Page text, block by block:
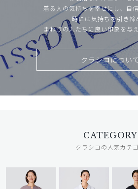
着る人の気持ちを幸せにし、自
時には気持ちを引き締
まわりの人たちに良い印象を与
クラシコについて
CATEGORY
クラシコの人気カテ